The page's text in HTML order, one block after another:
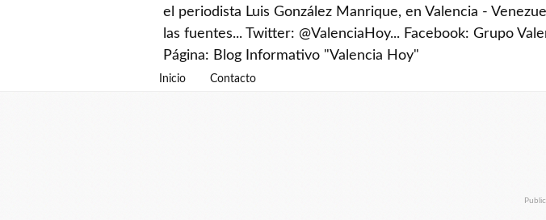
el periodista Luis González Manrique, en Valencia -
las fuentes... Twitter: @ValenciaHoy... Facebook: Grupo
Página: Blog Informativo "Valencia Hoy"
Inicio Contacto